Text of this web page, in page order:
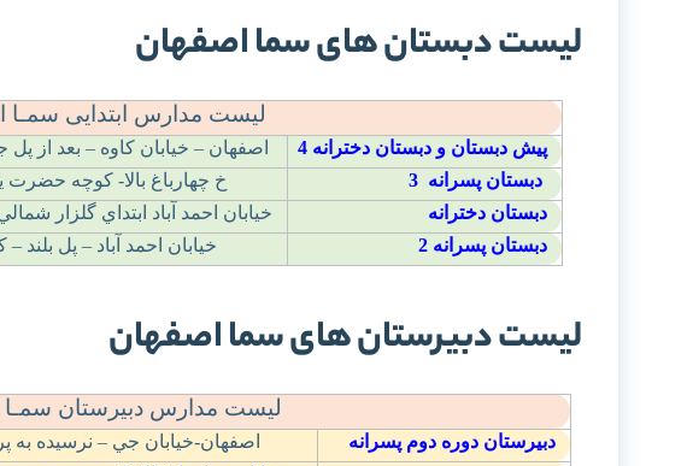
لیست دبستان های سما اصفهان
لیست مدارس ابتدایی سمـا
پیش دبستان و دبستان دخترانه 4 اصفهان – خيابان کاوه – بعد از
دبستان پسرانه 3 خ چهارباغ بالا- کوچه
دبستان دخترانه
خيابان احمد آباد ابتداي گلزار
دبستان پسرانه2 خیابان احمد آباد – پل
لیست دبیرستان های سما اصفهان
لیست مدارس دبیرستان سمـا
دبیرستان دوره دوم پسرانه اصفهان-خیابان جي – نرسيده به